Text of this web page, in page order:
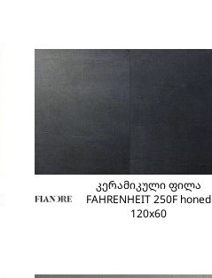
კერამიკული ფილა
FAHRENHEIT 250F honed
120x60